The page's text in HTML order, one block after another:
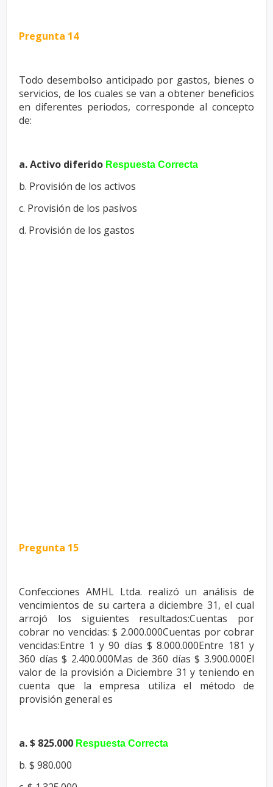
Pregunta 14
Todo desembolso anticipado por gastos, bienes o
servicios, de los cuales se van a obtener beneficios
en diferentes periodos, corresponde al concepto
de:
a. Activo diferido Respuesta Correcta
b. Provisión de los activos
c. Provisión de los pasivos
d. Provisión de los gastos
Pregunta 15
Confecciones AMHL Ltda. realizó un análisis de
vencimientos de su cartera a diciembre 31, el cual
arrojó los siguientes resultados:Cuentas por
cobrar no vencidas: $ 2.000.000Cuentas por cobrar
vencidas:Entre 1 y 90 días $ 8.000.000Entre 181 y
360 días $ 2.400.000Mas de 360 días $ 3.900.000El
valor de la provisión a Diciembre 31 y teniendo en
cuentaque la empresa utiliza el método de
provisión general es
a. $ 825.000 Respuesta Correcta
b. $ 980.000